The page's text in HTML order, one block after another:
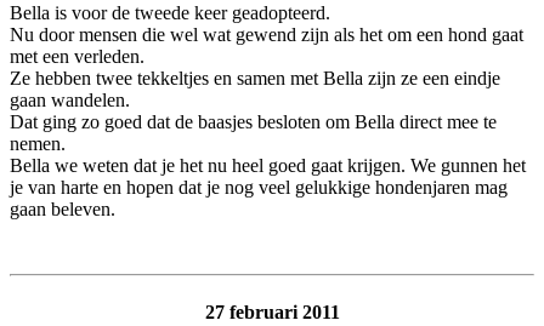
Bella is voor de tweede keer geadopteerd.
Nu door mensen die wel wat gewend zijn als het om een hond gaat
met een verleden.
Ze hebben twee tekkeltjes en samen met Bella zijn ze een eindje
gaan wandelen.
Dat ging zo goed dat de baasjes besloten om Bella direct mee te
nemen.
Bella we weten dat je het nu heel goed gaat krijgen. We gunnen het
je van harte en hopen dat je nog veel gelukkige hondenjaren mag
gaan beleven.
27 februari 2011